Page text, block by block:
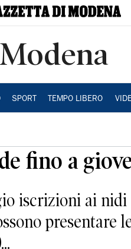
Modena
SPORT TEMPO LIBERO
fino a
iscrizioni ai